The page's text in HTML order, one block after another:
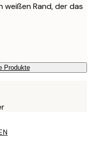
Rand, der das
Produkte